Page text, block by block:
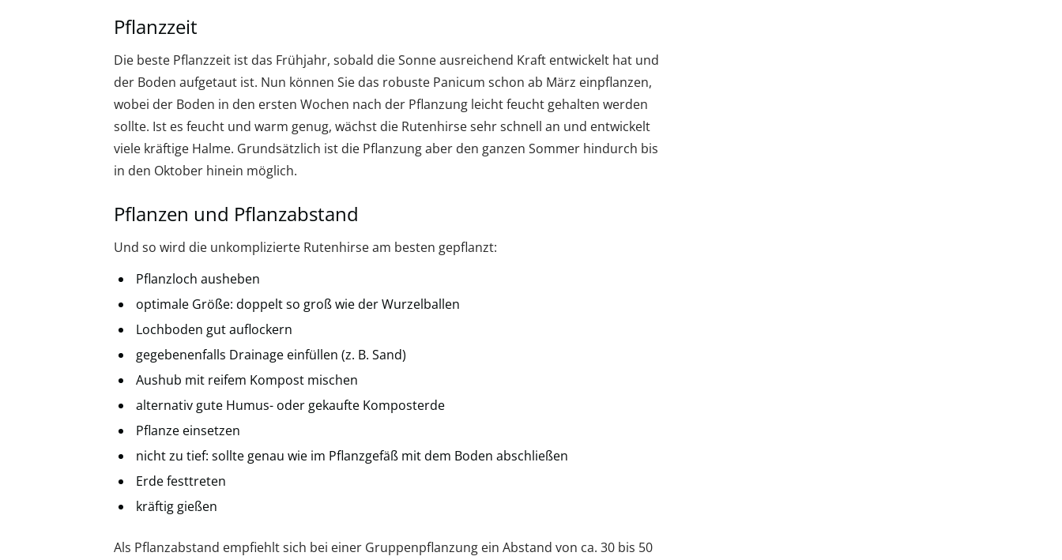
Pflanzzeit
Die beste Pflanzzeit ist das Frühjahr, sobald die Sonne ausreichend Kraft entwickelt hat und
der Boden aufgetaut ist. Nun können Sie das robuste Panicum schon ab März einpflanzen,
wobei der Boden in den ersten Wochen nach der Pflanzung leicht feucht gehalten werden
sollte. Ist es feucht und warm genug, wächst die Rutenhirse sehr schnell an und entwickelt
viele kräftige Halme. Grundsätzlich ist die Pflanzung aber den ganzen Sommer hindurch bis
in den Oktober hinein möglich.
Pflanzen und Pflanzabstand
Und so wird die unkomplizierte Rutenhirse am besten gepflanzt:
Pflanzloch ausheben
optimale Größe: doppelt so groß wie der Wurzelballen
Lochboden gut auflockern
gegebenenfalls Drainage einfüllen (z. B. Sand)
Aushub mit reifem Kompost mischen
alternativ gute Humus- oder gekaufte Komposterde
Pflanze einsetzen
nicht zu tief: sollte genau wie im Pflanzgefäß mit dem Boden abschließen
Erde festtreten
kräftig gießen
Als Pflanzabstand empfiehlt sich bei einer Gruppenpflanzung ein Abstand von ca. 30 bis 50